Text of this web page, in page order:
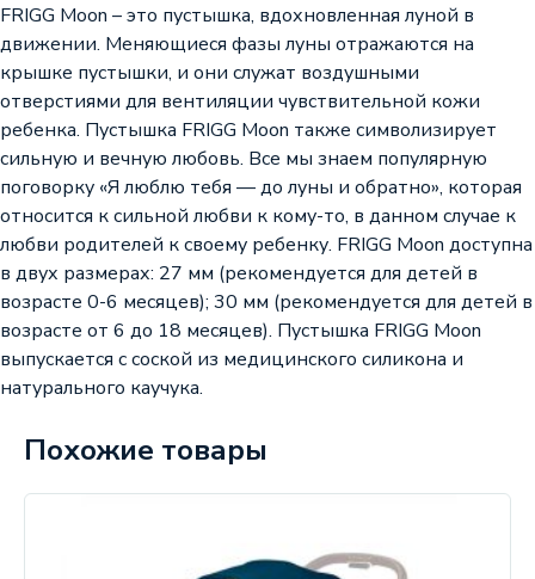
FRIGG Moon – это пустышка, вдохновленная луной в
движении. Меняющиеся фазы луны отражаются на
крышке пустышки, и они служат воздушными
отверстиями для вентиляции чувствительной кожи
ребенка. Пустышка FRIGG Moon также символизирует
сильную и вечную любовь. Все мы знаем популярную
поговорку «Я люблю тебя — до луны и обратно», которая
относится к сильной любви к кому-то, в данном случае к
любви родителей к своему ребенку. FRIGG Moon доступна
в двух размерах: 27 мм (рекомендуется для детей в
возрасте 0-6 месяцев); 30 мм (рекомендуется для детей в
возрасте от 6 до 18 месяцев). Пустышка FRIGG Moon
выпускается с соской из медицинского силикона и
натурального каучука.
Похожие товары